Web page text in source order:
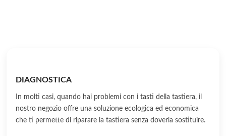
DIAGNOSTICA
In molti casi, quando hai problemi con i tasti della tastiera, il
nostro negozio offre una soluzione ecologica ed economica
che ti permette di riparare la tastiera senza doverla sostituire.